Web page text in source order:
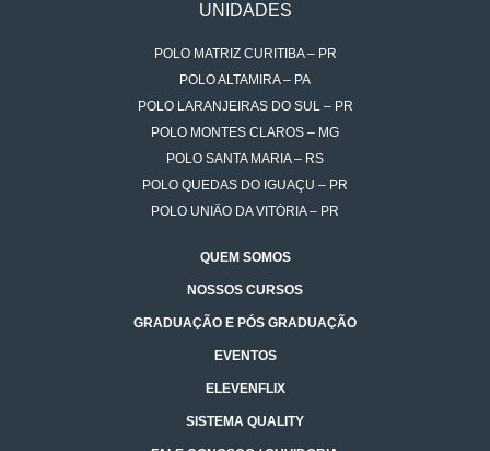
UNIDADES
POLO MATRIZ CURITIBA – PR
POLO ALTAMIRA – PA
POLO LARANJEIRAS DO SUL – PR
POLO MONTES CLAROS – MG
POLO SANTA MARIA – RS
POLO QUEDAS DO IGUAÇU – PR
POLO UNIÃO DA VITÓRIA – PR
QUEM SOMOS
NOSSOS CURSOS
GRADUAÇÃO E PÓS GRADUAÇÃO
EVENTOS
ELEVENFLIX
SISTEMA QUALITY